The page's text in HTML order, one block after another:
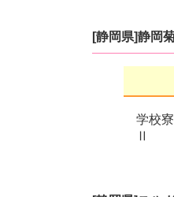
[静岡県]静岡
学校
Ⅱ